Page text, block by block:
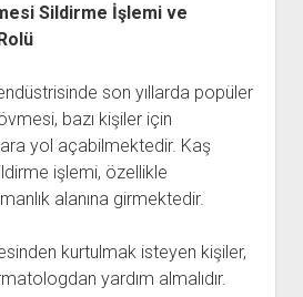
Sildirme İşlemi ve
son yıllarda popüler
bazı kişiler için
yol açabilmektedir. Kaş
işlemi, özellikle
alanına girmektedir.
kurtulmak isteyen kişiler,
yardım almalıdır.